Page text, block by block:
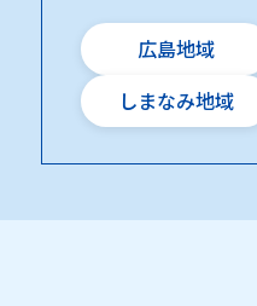
広島地域
しまなみ地域